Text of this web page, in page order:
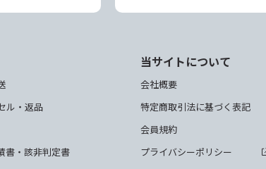
ル・返品
書・該非判定書
当サイトについて
会社概要
特定商取引法に基づく表記
会員規約
プライバシーポリシー